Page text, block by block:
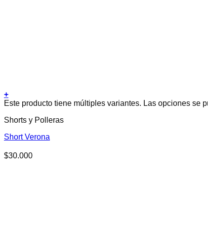
+
Este producto tiene múltiples variantes. Las opciones se
Shorts y Polleras
Short Verona
$30.000